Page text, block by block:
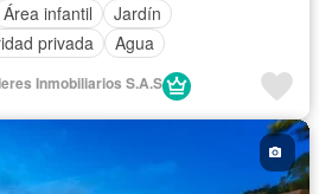
Área infantil
Jardín
privada Agua
Inmobiliarios S.A.S